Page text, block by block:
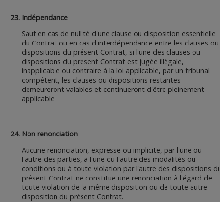
Indépendance
Sauf en cas de nullité d'une clause ou disposition essentielle
du Contrat ou en cas d'interdépendance entre les clauses ou
dispositions du présent Contrat, si l'une des clauses ou
dispositions du présent Contrat est jugée illégale,
inapplicable ou contraire à la loi applicable, par un tribunal
compétent, les clauses ou dispositions restantes
demeureront valables et continueront d'être pleinement
applicable.
Non renonciation
Aucune renonciation, expresse ou implicite, par l'une ou
l'autre des parties, à l'une ou l'autre des modalités ou
conditions ou à toute violation par l'autre des dispositions
présent Contrat ne constitue une renonciation à l'égard de
toute violation de la même disposition ou de toute autre
disposition du présent Contrat.